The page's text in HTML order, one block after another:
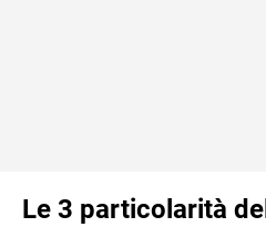
Le 3 particolarità